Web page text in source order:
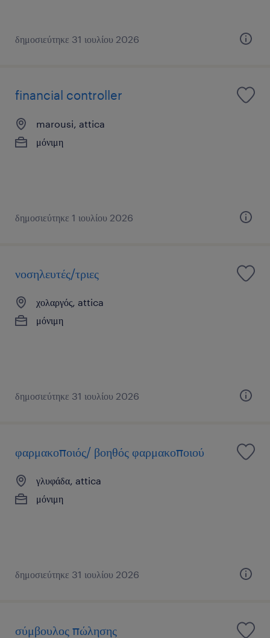
δημοσιεύτηκε 31 ιουλίου 2026
financial controller
marousi, attica
μόνιμη
δημοσιεύτηκε 1 ιουλίου 2026
νοσηλευτές/τριες
χολαργός, attica
μόνιμη
δημοσιεύτηκε 31 ιουλίου 2026
φαρμακοποιός/ βοηθός φαρμακοποιού
γλυφάδα, attica
μόνιμη
δημοσιεύτηκε 31 ιουλίου 2026
σύμβουλος πώλησης